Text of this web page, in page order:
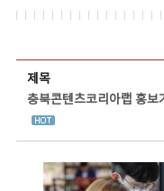
제목
충북콘텐츠코리아랩 홍